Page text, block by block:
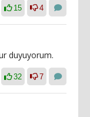
15 4
duyuyorum.
32 7